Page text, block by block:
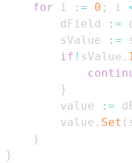
for i := 0 ; i
        dField
:=
        sValue
:=
if ! sValue .
}
        value
:=
        value
. Set (
}
}